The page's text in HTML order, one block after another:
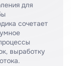
для
сочетает
выработку